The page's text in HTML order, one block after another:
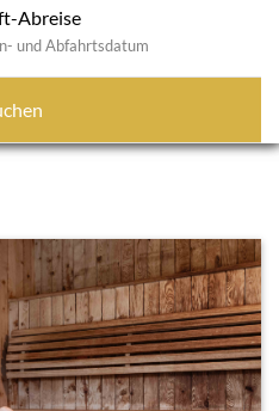
Abreise
und Abfahrtsdatum